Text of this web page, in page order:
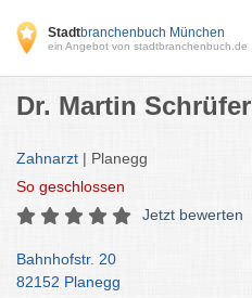
Stadtbranchenbuch München
ein Angebot von stadtbranchenbuch.de
Dr. Martin Schrüfer
Zahnarzt | Planegg
So geschlossen
Jetzt bewerten
Bahnhofstr. 20
82152 Planegg